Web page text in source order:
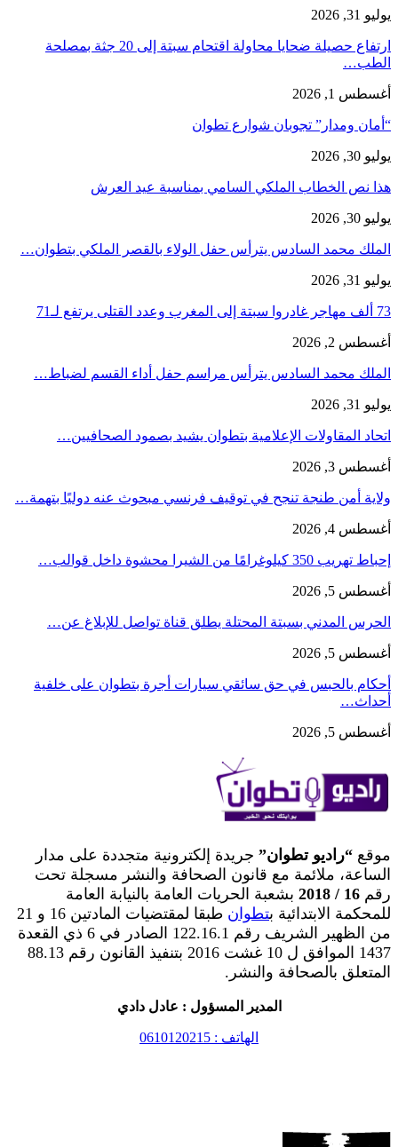
يوليو 31, 2026
ارتفاع حصيلة ضحايا محاولة اقتحام سبتة إلى 20 جثة بمصلحة
الطب…
أغسطس 1, 2026
“أمان ومدار” تجوبان شوارع تطوان
يوليو 30, 2026
هذا نص الخطاب الملكي السامي بمناسبة عيد العرش
يوليو 30, 2026
الملك محمد السادس يترأس حفل الولاء بالقصر الملكي بتطوان…
يوليو 31, 2026
73 ألف مهاجر غادروا سبتة إلى المغرب وعدد القتلى يرتفع لـ71
أغسطس 2, 2026
الملك محمد السادس يترأس مراسم حفل أداء القسم لضباط…
يوليو 31, 2026
اتحاد المقاولات الإعلامية بتطوان يشيد بصمود الصحافيين…
أغسطس 3, 2026
ولاية أمن طنجة تنجح في توقيف فرنسي مبحوث عنه دوليًا بتهمة…
أغسطس 4, 2026
إحباط تهريب 350 كيلوغرامًا من الشيرا محشوة داخل قوالب…
أغسطس 5, 2026
الحرس المدني بسبتة المحتلة يطلق قناة تواصل للإبلاغ عن…
أغسطس 5, 2026
أحكام بالحبس في حق سائقي سيارات أجرة بتطوان على خلفية
أحداث…
أغسطس 5, 2026
موقع “راديو تطوان” جريدة إلكترونية متجددة على مدار
الساعة، ملائمة مع قانون الصحافة والنشر مسجلة تحت
رقم 16 / 2018
بشعبة الحريات العامة بالنيابة العامة
للمحكمة الابتدائية بتطوان
طبقا لمقتضيات المادتين 16 و 21
من الظهير الشريف رقم 122.16.1 الصادر في 6 ذي القعدة
1437 الموافق ل 10 غشت 2016 بتنفيذ القانون رقم 88.13
المتعلق بالصحافة والنشر.
المدير المسؤول : عادل دادي
الهاتف : 0610120215